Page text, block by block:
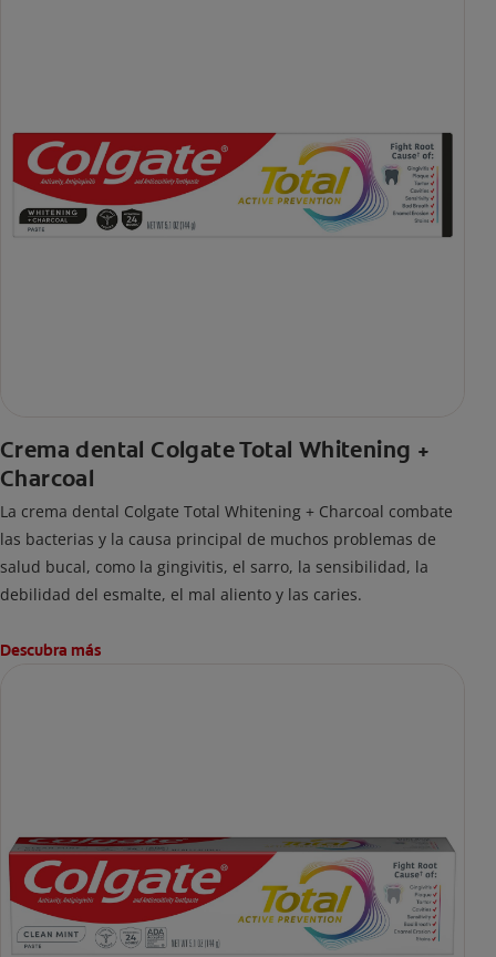
Crema dental Colgate Total Whitening +
Charcoal
La crema dental Colgate Total Whitening + Charcoal combate
las bacterias y la causa principal de muchos problemas de
salud bucal, como la gingivitis, el sarro, la sensibilidad, la
debilidad del esmalte, el mal aliento y las caries.
Descubra más